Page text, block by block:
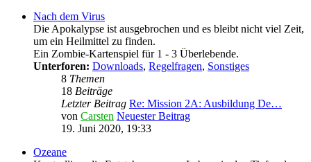
Nach dem Virus
Die Apokalypse ist ausgebrochen und es bleibt nicht viel Zeit,
um ein Heilmittel zu finden.
Ein Zombie-Kartenspiel für 1 - 3 Überlebende.
Unterforen: Downloads, Regelfragen, Sonstiges
8 Themen
18 Beiträge
Letzter Beitrag Re: Mission 2A: Ausbildung De…
von Carsten Neuester Beitrag
19. Juni 2020, 19:33
Ozeane